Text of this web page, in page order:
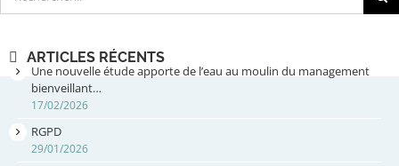
ARTICLES RÉCENTS
Une nouvelle étude apporte de l’eau au moulin du management
bienveillant…
17/02/2026
RGPD
29/01/2026